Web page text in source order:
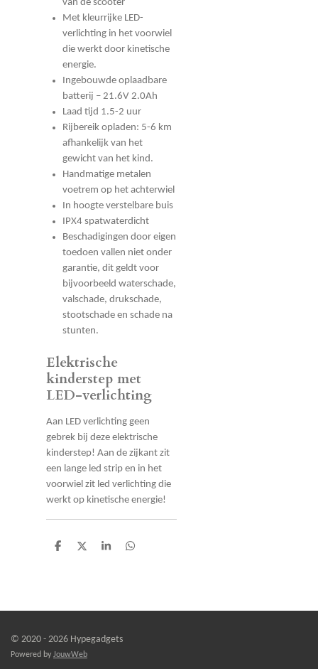
van de scooter
Met kleurrijke LED-
verlichting in het voorwiel
die werkt door kinetische
energie.
Ingebouwde oplaadbare
batterij – 21.6V 2.0Ah
Laad tijd 1.5-2 uur
Rijbereik opladen: 5-6 km
afhankelijk van het
gewicht van het kind.
Handmatige metalen
voetrem op het achterwiel
In hoogte verstelbare buis
IPX4 spatwaterdicht
Beschadigingen door eigen
toedoen vallen niet onder
garantie, dit geldt voor
bijvoorbeeld waterschade,
valschade, drukschade,
stootschade en schade na
stunten.
Elektrische
kinderstep met
LED-verlichting
Aan LED verlichting geen
gebrek bij deze elektrische
kinderstep! Aan de zijkant zit
een lange led strip en in het
voorwiel zit led verlichting die
werkt op kinetische energie!
D
D
S
D
© 2020 - 2026 Hypegadgets
Powered by JouwWeb